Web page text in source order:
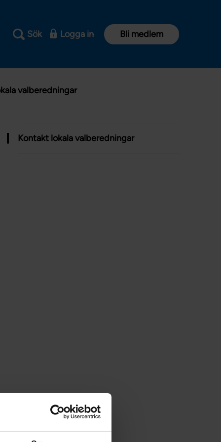
Sök Logga in Bli medlem
valberedningar
Kontakt lokala valberedningar